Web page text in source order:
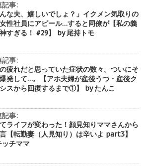
記事:
んな夫、嬉しいでしょ？」イクメン気取りの
性社員にアピール…すると同僚が【私の義
すぎる！ #29】 by 尾持トモ
記事:
疲れだと思っていた症状の数々。ついにそ
発して…。【アホ夫婦が産後うつ・産後ク
スから回復するまで①】 by たんこ
記事:
ライフが変わった！顔見知りママさんから
【転勤妻（人見知り）は辛いよ part3】
ッチママ